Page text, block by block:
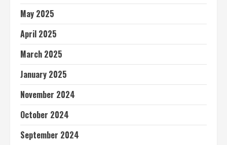
May 2025
April 2025
March 2025
January 2025
November 2024
October 2024
September 2024